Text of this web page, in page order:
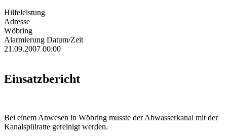
Hilfeleistung
Adresse
Wöbring
Alarmierung Datum/Zeit
21.09.2007 00:00
Einsatzbericht
Bei einem Anwesen in Wöbring musste der Abwasserkanal mit der
Kanalspülratte gereinigt werden.